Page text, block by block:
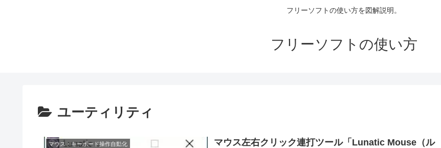
フリーソフトの使い方を図解説明。
フリーソフトの使い方
ユーティリティ
マウス・キーボード操作自動化
マウス左右クリック連打ツール「Lunatic Mouse（ル